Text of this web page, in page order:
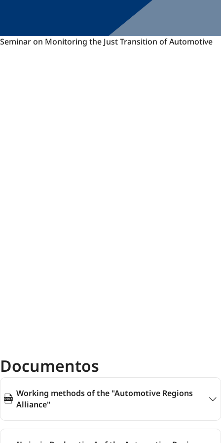
Seminar
Seminar on Monitoring the Just Transition of Automotive
Documentos
Working methods of the "Automotive Regions
Alliance"